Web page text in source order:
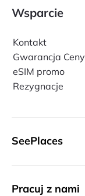
Wsparcie
Kontakt
Gwarancja Ceny
eSIM promo
Rezygnacje
SeePlaces
Pracuj z nami